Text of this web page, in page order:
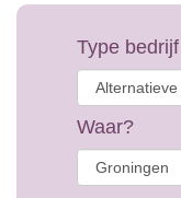
Type bedrijf
Waar?